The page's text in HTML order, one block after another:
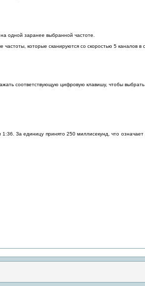
одной заранее выбранной частоте.
которые сканируются со скоростью 5 каналов в
соответствующую цифровую клавишу, чтобы
За единицу принято 250 миллисекунд, что означает